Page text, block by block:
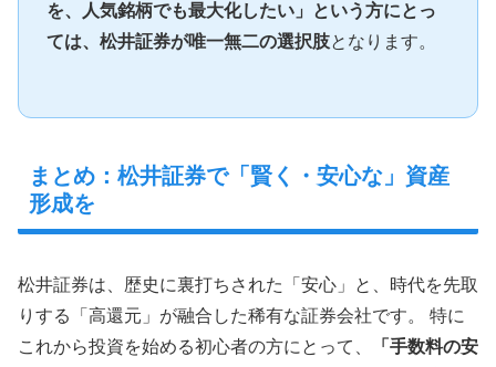
を、人気銘柄でも最大化したい」という方にとっ
ては、松井証券が唯一無二の選択肢となります。
まとめ：松井証券で「賢く・安心な」資産
形成を
松井証券は、歴史に裏打ちされた「安心」と、時代を先取
りする「高還元」が融合した稀有な証券会社です。 特に
これから投資を始める初心者の方にとって、
「手数料の安